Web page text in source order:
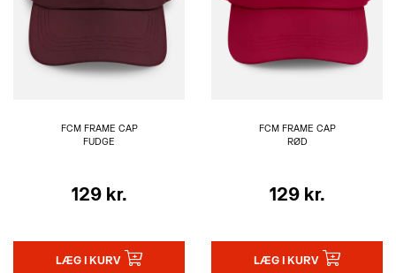
FCM FRAME CAP
FUDGE
129 kr.
LÆG I KURV
FCM FRAME CAP
RØD
129 kr.
LÆG I KURV